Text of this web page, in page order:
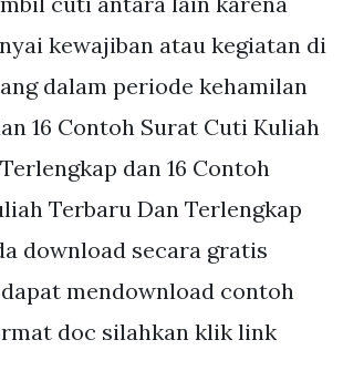
kewajiban atau kegiatan di
dalam periode kehamilan
16 Contoh Surat Cuti Kuliah
dan 16 Contoh
Terbaru Dan Terlengkap
download secara gratis
mendownload contoh
doc silahkan klik link